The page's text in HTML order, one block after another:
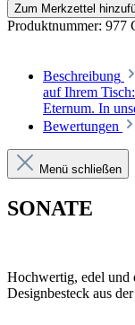
Zum Merkzettel
Produktnummer: 977
Beschreibung
auf Ihrem
Eternum. In
Bewertungen
Menü schließen
SONATE
Hochwertig, edel und
Designbesteck aus